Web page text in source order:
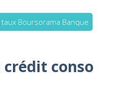
Boursorama Banque
conso